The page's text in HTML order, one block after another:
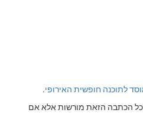
לתוכנה חופשית האירופי.
הכתבה הזאת מורשות אלא אם